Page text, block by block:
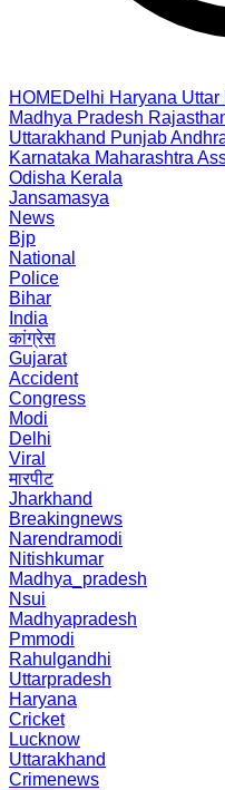
HOMEDelhi Haryana Uttar
Madhya Pradesh
Uttarakhand Punjab
Karnataka Maharashtra
Odisha Kerala
Jansamasya
News
Bjp
National
Police
Bihar
India
कांग्रेस
Gujarat
Accident
Congress
Modi
Delhi
Viral
मारपीट
Jharkhand
Breakingnews
Narendramodi
Nitishkumar
Madhya_pradesh
Nsui
Madhyapradesh
Pmmodi
Rahulgandhi
Uttarpradesh
Haryana
Cricket
Lucknow
Uttarakhand
Crimenews